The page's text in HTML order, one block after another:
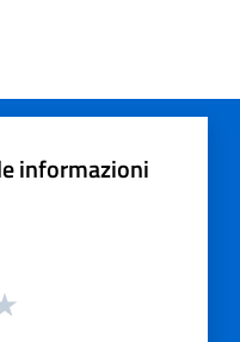
informazioni